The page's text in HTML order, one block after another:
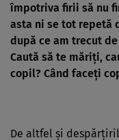
împotriva firii să nu
asta ni se tot repetă
după ce am trecut
Caută să te măriți,
copil? Când faceți
De altfel și